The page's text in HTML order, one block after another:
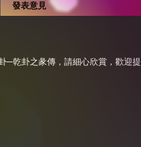
發表意見
─乾卦之彖傳，請細心欣賞，歡迎提